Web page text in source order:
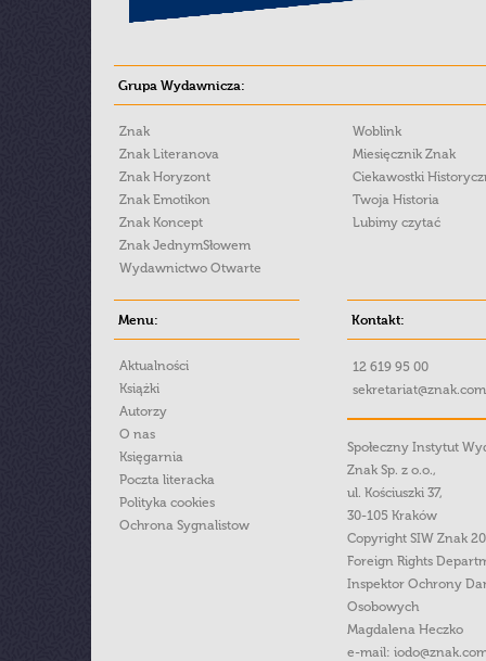
Grupa Wydawnicza:
Znak
Znak Literanova
Znak Horyzont
Znak Emotikon
Znak Koncept
Znak JednymSłowem
Wydawnictwo Otwarte
Woblink
Miesięcznik Znak
Ciekawostki
Twoja Historia
Lubimy czytać
Menu:
Aktualności
Książki
Autorzy
O nas
Księgarnia
Poczta literacka
Polityka cookies
Ochrona Sygnalistow
Kontakt:
12 619 95 00
Społeczny Instytut
Znak Sp. z o.o.,
ul. Kościuszki 37,
30-105 Kraków
Copyright SIW Znak
Foreign Rights
Inspektor Ochrony
Osobowych
Magdalena Heczko
e-mail: